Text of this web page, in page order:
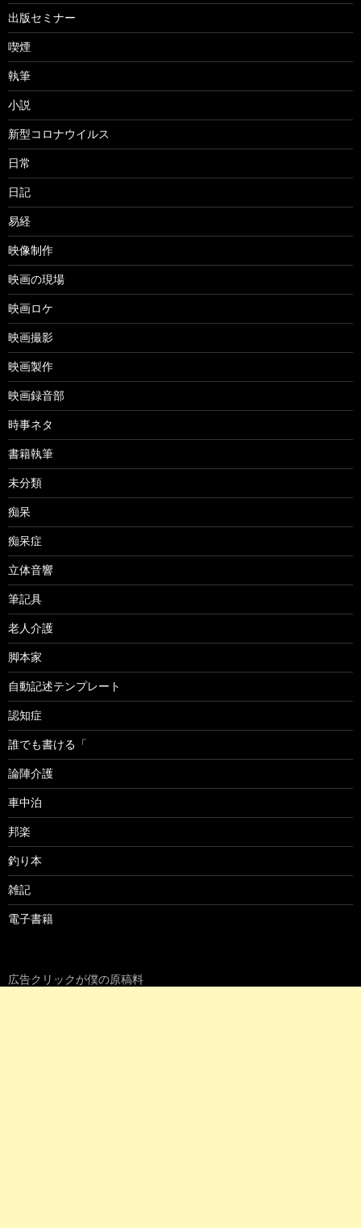
出版セミナー
喫煙
執筆
小説
新型コロナウイルス
日常
日記
易経
映像制作
映画の現場
映画ロケ
映画撮影
映画製作
映画録音部
時事ネタ
書籍執筆
未分類
痴呆
痴呆症
立体音響
筆記具
老人介護
脚本家
自動記述テンプレート
認知症
誰でも書ける「
論陣介護
車中泊
邦楽
釣り本
雑記
電子書籍
広告クリックが僕の原稿料